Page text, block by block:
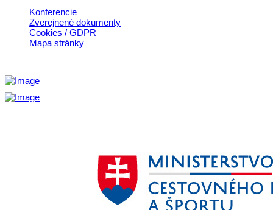
Konferencie
Zverejnené dokumenty
Cookies / GDPR
Mapa stránky